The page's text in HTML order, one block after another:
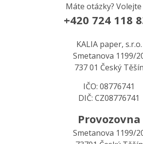
Máte otázky? Volejte
+420 724 118
KALIA paper, s.r.o.
Smetanova 1199/
737 01 Český Těšín
IČO: 08776741
DIČ: CZ08776741
Provozovna
Smetanova 1199/